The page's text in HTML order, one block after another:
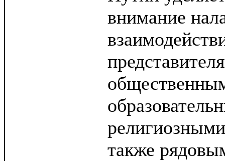
внимание
также